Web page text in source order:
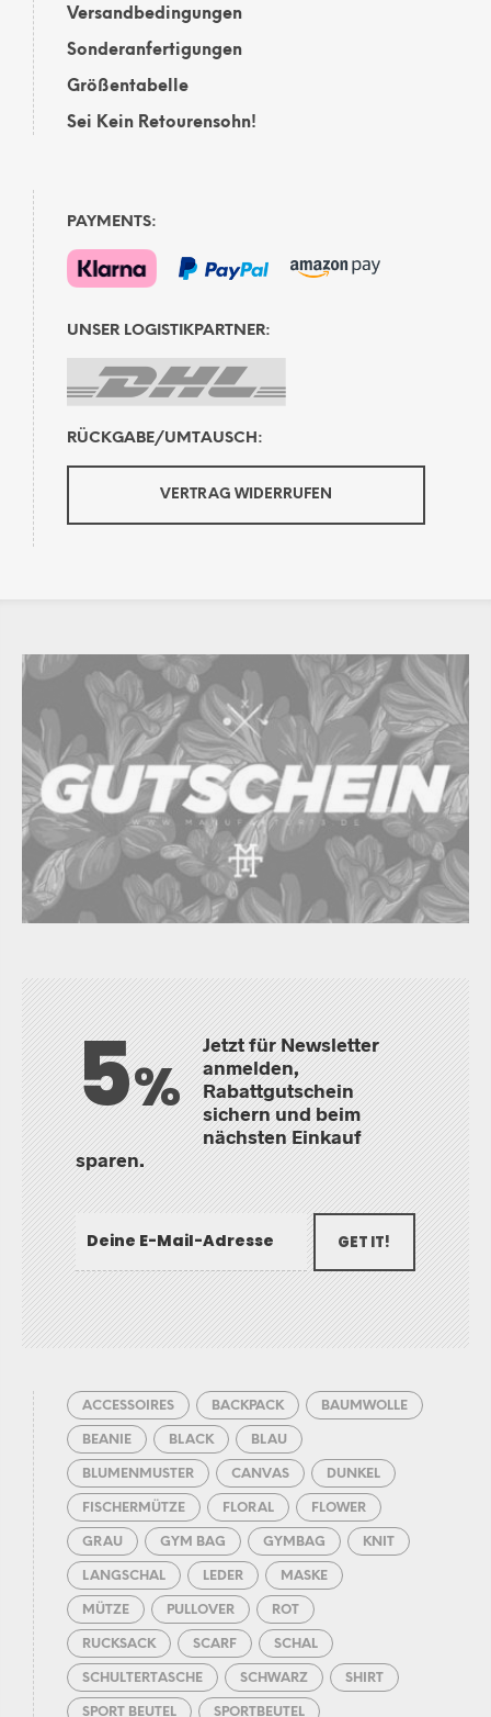
Versandbedingungen
Sonderanfertigungen
Größentabelle
Sei Kein Retourensohn!
PAYMENTS:
UNSER LOGISTIKPARTNER:
RÜCKGABE/UMTAUSCH:
VERTRAG WIDERRUFEN
5%
Jetzt für Newsletter
anmelden,
Rabattgutschein
sichern und beim
nächsten Einkauf
sparen.
GET IT!
ACCESSOIRES BACKPACK BAUMWOLLE
BEANIE BLACK BLAU
BLUMENMUSTER CANVAS DUNKEL
FISCHERMÜTZE FLORAL FLOWER
GRAU GYM BAG GYMBAG KNIT
LANGSCHAL LEDER MASKE
MÜTZE PULLOVER ROT
RUCKSACK SCARF SCHAL
SCHULTERTASCHE SCHWARZ SHIRT
SPORT BEUTEL SPORTBEUTEL